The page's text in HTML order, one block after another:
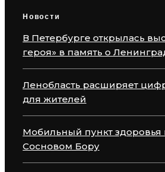
Новости
В Петербурге открылась
героя» в память о
Ленобласть расширяет
для жителей
Мобильный пункт здоровья
Сосновом Бору